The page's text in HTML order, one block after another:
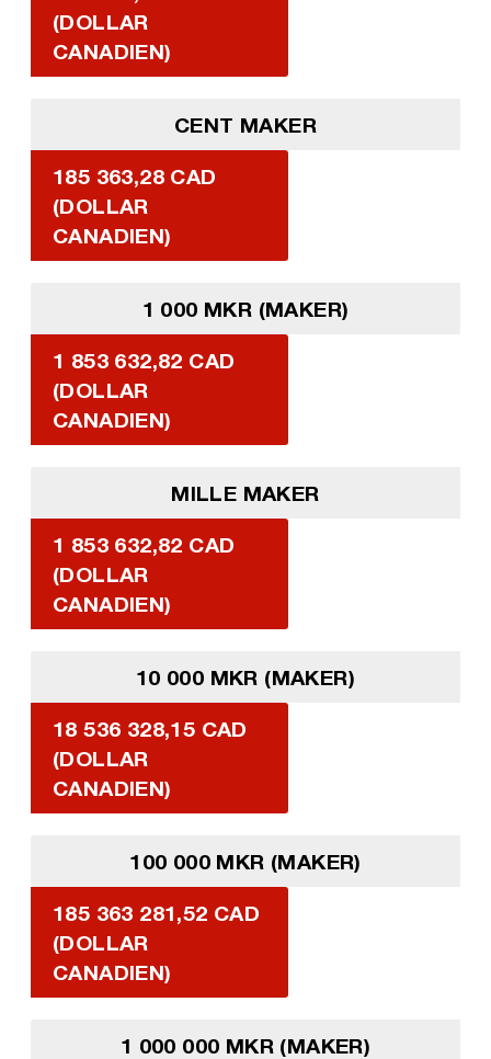
(DOLLAR
CANADIEN)
CENT MAKER
185 363,28 CAD
(DOLLAR
CANADIEN)
1 000 MKR (MAKER)
1 853 632,82 CAD
(DOLLAR
CANADIEN)
MILLE MAKER
1 853 632,82 CAD
(DOLLAR
CANADIEN)
10 000 MKR (MAKER)
18 536 328,15 CAD
(DOLLAR
CANADIEN)
100 000 MKR (MAKER)
185 363 281,52 CAD
(DOLLAR
CANADIEN)
1 000 000 MKR (MAKER)